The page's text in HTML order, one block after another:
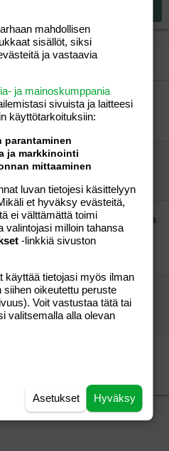
Roman
MS
Perhe-elämä
Aihe vapaa
Elisaan? Bongasin eräältä
10.10.2009)
Aihe vapaa
mahdollisen
sisällöt, siksi
ja vastaavia
ja mainoskumppania
sivuista ja laitteesi
käyttötarkoituksiin:
parantaminen
ja markkinointi
mittaaminen
luvan tietojesi käsittelyyn
et hyväksy evästeitä,
ei välttämättä toimi
valintojasi milloin tahansa
-linkkiä sivuston
käyttää tietojasi myös ilman
oikeutettu peruste
Voit vastustaa tätä tai
valitsemalla alla olevan
Hyväksy
Asetukset